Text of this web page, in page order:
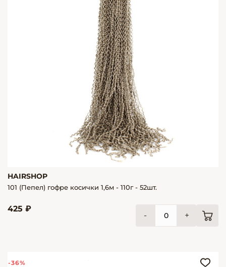
HAIRSHOP
101 (Пепел) гофре косички 1,6м - 110г - 52шт.
425 ₽
- +
-36%